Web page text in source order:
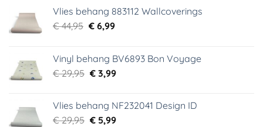
Vlies behang 883112 Wallcoverings
€44,95 Oorspronkelijke
€ 44,95.
€6,99Huidige
€ 6,99.
Vinyl behang BV6893 Bon Voyage
€29,95 Oorspronkelijke
€ 29,95.
€3,99Huidige
€ 3,99.
Vlies behang NF232041 Design ID
€29,95 Oorspronkelijke
€5,99Huidige